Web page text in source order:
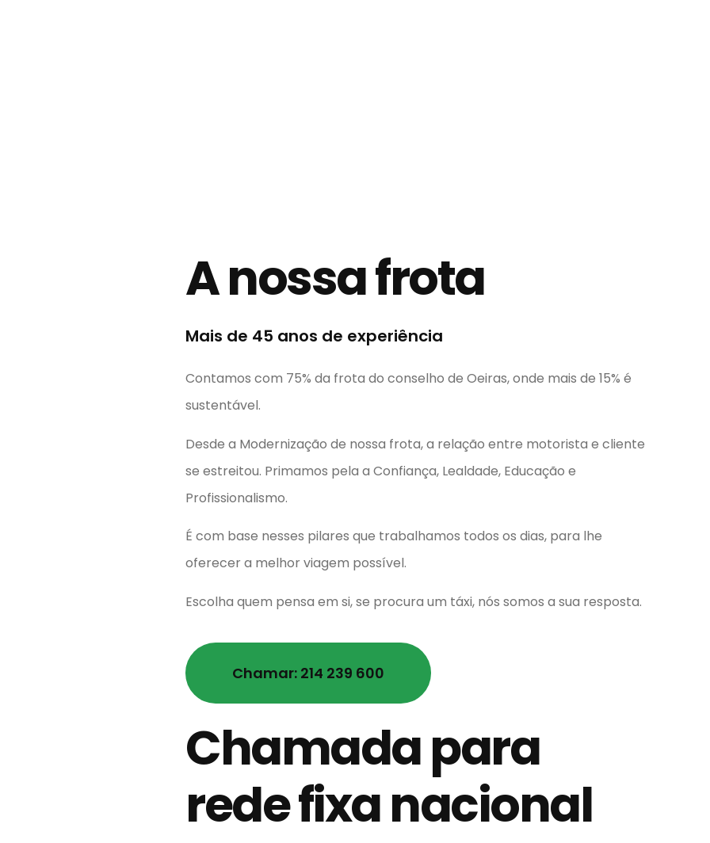
A nossa frota
Mais de 45 anos de experiência
Contamos com 75% da frota do conselho de Oeiras, onde mais de 15% é
sustentável.
Desde a Modernização de nossa frota, a relação entre motorista e cliente
se estreitou. Primamos pela a Confiança, Lealdade, Educação e
Profissionalismo.
É com base nesses pilares que trabalhamos todos os dias, para lhe
oferecer a melhor viagem possível.
Escolha quem pensa em si, se procura um táxi, nós somos a sua resposta.
Chamar: 214 239 600
Chamada para
rede fixa nacional